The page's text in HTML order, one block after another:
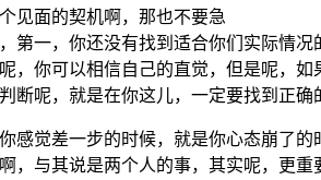
见面的契机啊，那也不要急
一，你还没有找到适合你们实际情
你可以相信自己的直觉，但是呢，
呢，就是在你这儿，一定要找到正
觉差一步的时候，就是你心态崩了
与其说是两个人的事，其实呢，更